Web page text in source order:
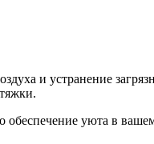
и устранение
обеспечение уюта в